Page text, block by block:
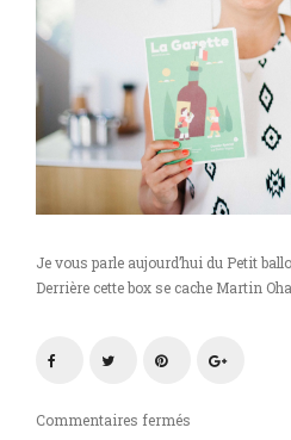
Je vous parle aujourd’hui du Petit
Derrière cette box se cache Martin
Commentaires fermés